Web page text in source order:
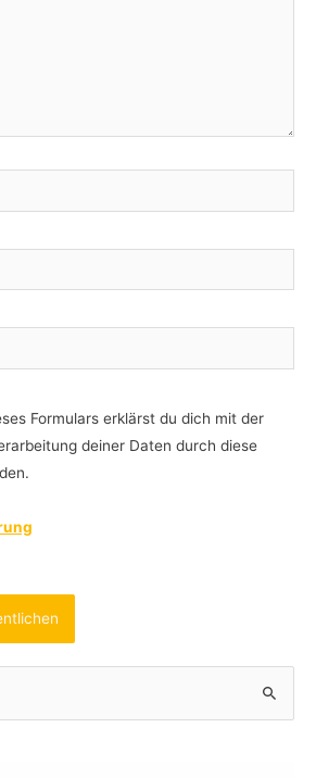
Formulars erklärst du dich mit der
deiner Daten durch diese